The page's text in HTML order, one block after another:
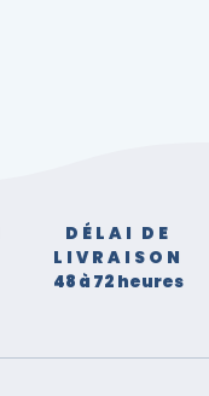
DÉLAI DE
LIVRAISON
48 à 72 heures